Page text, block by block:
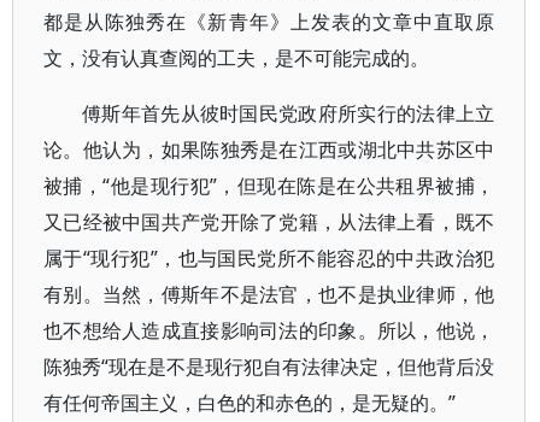
都是从陈独秀在《新青年》上发表的文章中直取原
文，没有认真查阅的工夫，是不可能完成的。
傅斯年首先从彼时国民党政府所实行的法律上立
论。他认为，如果陈独秀是在江西或湖北中共苏区中
被捕，“他是现行犯”，但现在陈是在公共租界被捕，
又已经被中国共产党开除了党籍，从法律上看，既不
属于“现行犯”，也与国民党所不能容忍的中共政治犯
有别。当然，傅斯年不是法官，也不是执业律师，他
也不想给人造成直接影响司法的印象。所以，他说，
陈独秀“现在是不是现行犯自有法律决定，但他背后没
有任何帝国主义，白色的和赤色的，是无疑的。”